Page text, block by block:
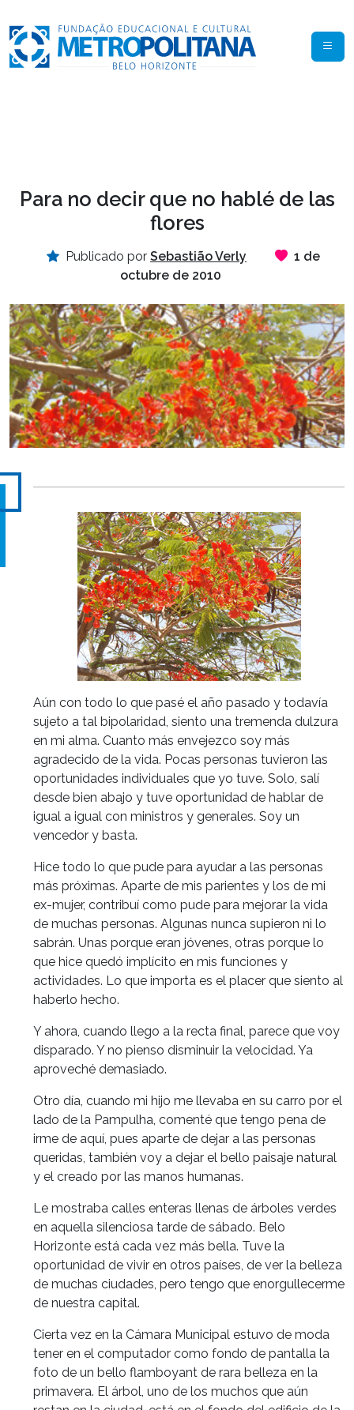
Para no decir que no hablé de las
flores
Publicado por Sebastião Verly
1 de
octubre de 2010
Aún con todo lo que pasé el año pasado y todavía
sujeto a tal bipolaridad, siento una tremenda dulzura
en mi alma. Cuanto más envejezco soy más
agradecido de la vida. Pocas personas tuvieron las
oportunidades individuales que yo tuve. Solo, salí
desde bien abajo y tuve oportunidad de hablar de
igual a igual con ministros y generales. Soy un
vencedor y basta.
Hice todo lo que pude para ayudar a las personas
más próximas. Aparte de mis parientes y los de mi
ex-mujer, contribuí como pude para mejorar la vida
de muchas personas. Algunas nunca supieron ni lo
sabrán. Unas porque eran jóvenes, otras porque lo
que hice quedó implícito en mis funciones y
actividades. Lo que importa es el placer que siento al
haberlo hecho.
Y ahora, cuando llego a la recta final, parece que voy
disparado. Y no pienso disminuir la velocidad. Ya
aproveché demasiado.
Otro día, cuando mi hijo me llevaba en su carro por el
lado de la Pampulha, comenté que tengo pena de
irme de aquí, pues aparte de dejar a las personas
queridas, también voy a dejar el bello paisaje natural
y el creado por las manos humanas.
Le mostraba calles enteras llenas de árboles verdes
en aquella silenciosa tarde de sábado. Belo
Horizonte está cada vez más bella. Tuve la
oportunidad de vivir en otros países, de ver la belleza
de muchas ciudades, pero tengo que enorgullecerme
de nuestra capital.
Cierta vez en la Cámara Municipal estuvo de moda
tener en el computador como fondo de pantalla la
foto de un bello flamboyant de rara belleza en la
primavera. El árbol, uno de los muchos que aún